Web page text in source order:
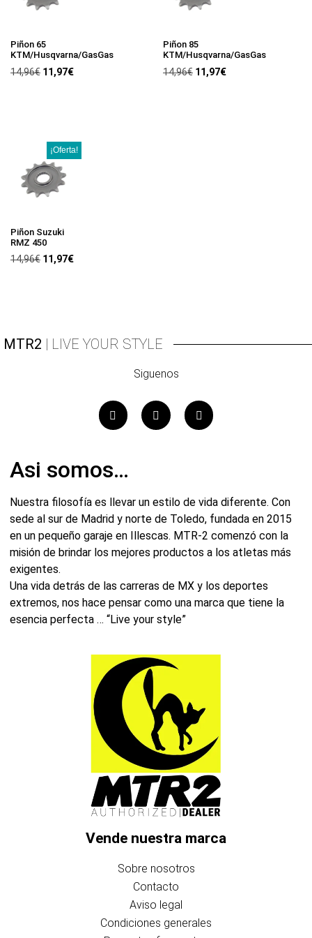
Piñon 65
KTM/Husqvarna/GasGas
14,96€ 11,97€
Piñon 85
KTM/Husqvarna/GasGas
14,96€ 11,97€
¡Oferta!
Piñon Suzuki
RMZ 450
14,96€ 11,97€
MTR2 | LIVE YOUR STYLE
Siguenos
Asi somos…
Nuestra filosofía es llevar un estilo de vida diferente. Con
sede al sur de Madrid y norte de Toledo, fundada en 2015
en un pequeño garaje en Illescas. MTR-2 comenzó con la
misión de brindar los mejores productos a los atletas más
exigentes.
Una vida detrás de las carreras de MX y los deportes
extremos, nos hace pensar como una marca que tiene la
esencia perfecta … “Live your style”
Vende nuestra marca
Sobre nosotros
Contacto
Aviso legal
Condiciones generales